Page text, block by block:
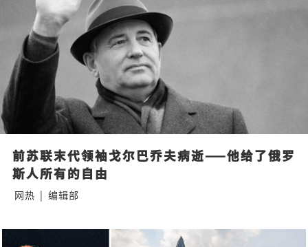
前苏联末代领袖戈尔巴乔夫病逝——他给了俄罗
斯人所有的自由
网热 | 编辑部